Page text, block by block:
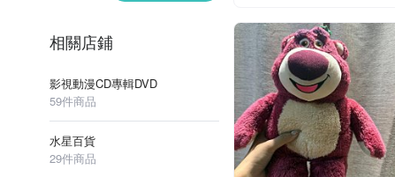
相關店鋪
影視動漫CD專輯DVD
59件商品
水星百貨
29件商品